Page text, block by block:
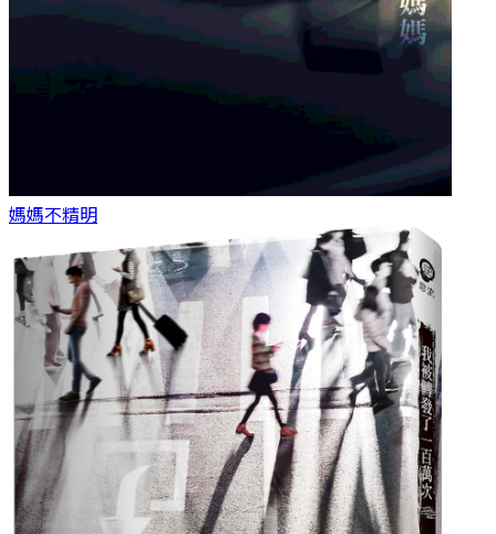
媽媽不精明